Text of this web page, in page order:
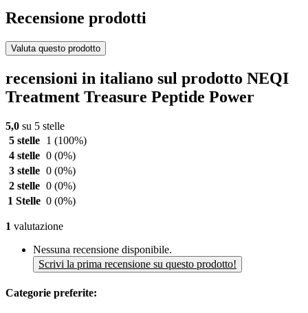
Recensione prodotti
Valuta questo prodotto
recensioni in italiano sul prodotto NEQI
Treatment Treasure Peptide Power
5,0 su 5 stelle
5 stelle
1 (100%)
4 stelle 0 (0%)
3 stelle 0 (0%)
2 stelle 0 (0%)
1 Stelle 0 (0%)
1 valutazione
Nessuna recensione disponibile.
Scrivi la prima recensione su questo prodotto!
Categorie preferite: